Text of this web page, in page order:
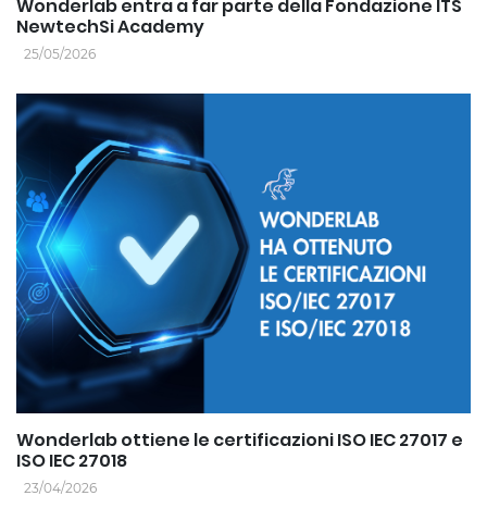
Wonderlab entra a far parte della Fondazione ITS
NewtechSi Academy
25/05/2026
Wonderlab ottiene le certificazioni ISO IEC 27017 e
ISO IEC 27018
23/04/2026